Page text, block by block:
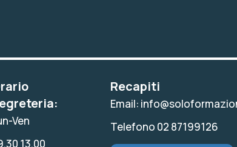
Ven
13.00
Recapiti
Email:
Telefono 02 87199126